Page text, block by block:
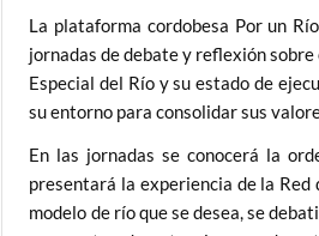
La plataforma cordobesa Por un
jornadas de debate y reflexión
Especial del Río y su estado de
su entorno para consolidar sus
En las jornadas se conocerá la
presentará la experiencia de la
modelo de río que se desea, se